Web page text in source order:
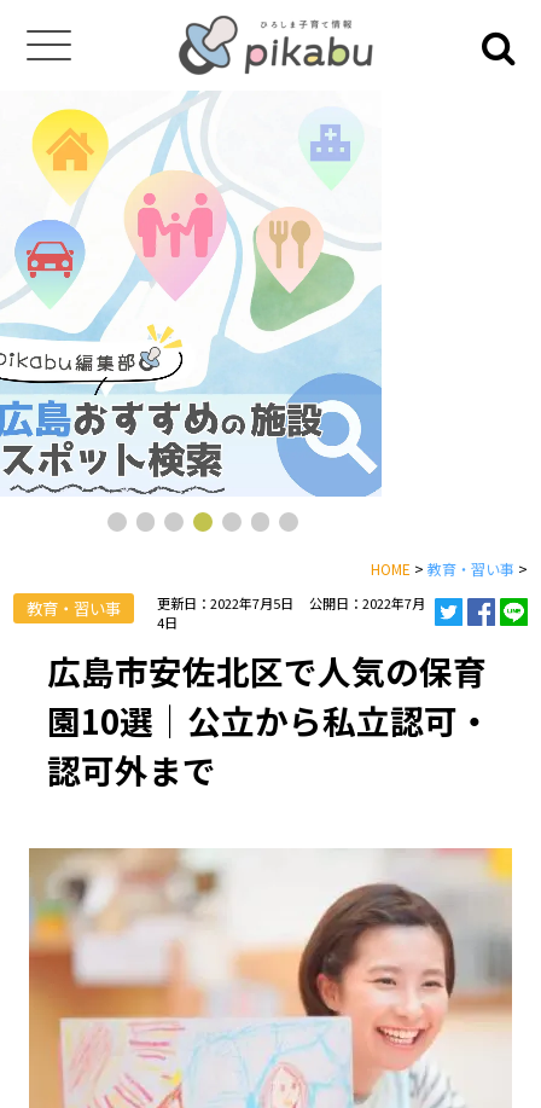
HOME > 教育・習い事 >
教育・習い事 更新日：2022年7月5日
公開日：2022年7月
4日
広島市安佐北区で人気の保育
園10選｜公立から私立認可・
認可外まで